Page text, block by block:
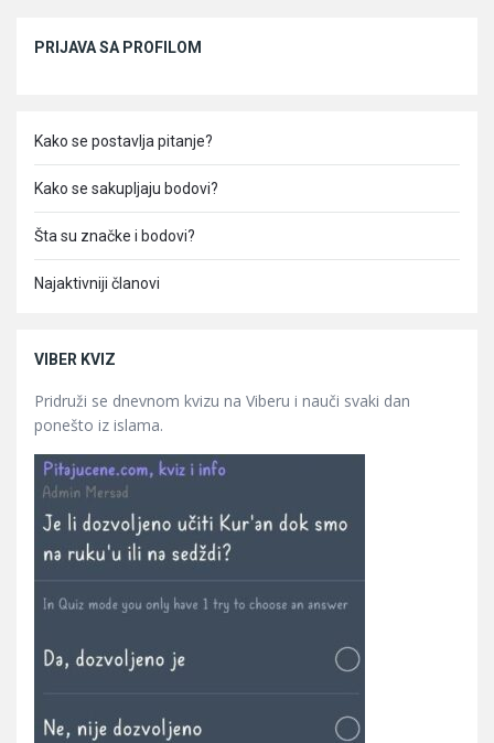
PRIJAVA SA PROFILOM
Kako se postavlja pitanje?
Kako se sakupljaju bodovi?
Šta su značke i bodovi?
Najaktivniji članovi
VIBER KVIZ
Pridruži se dnevnom kvizu na Viberu i nauči svaki dan
ponešto iz islama.